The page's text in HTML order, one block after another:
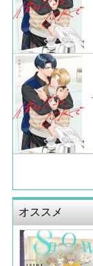
オススメ